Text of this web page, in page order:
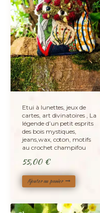
Etui à lunettes, jeux de
cartes, art divinatoires , La
légende d’un petit esprits
des bois mystiques,
jeans,wax, coton, motifs
au crochet champifou
55,00 €
Ajouter au panier